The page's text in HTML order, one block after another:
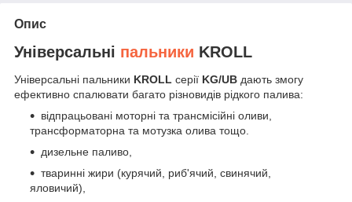
Опис
Універсальні пальники KROLL
Універсальні пальники KROLL серії KG/UB дають змогу
ефективно спалювати багато різновидів рідкого палива:
відпрацьовані моторні та трансмісійні оливи,
трансформаторна та мотузка олива тощо.
дизельне паливо,
тваринні жири (курячий, риб'ячий, свинячий,
яловичий),